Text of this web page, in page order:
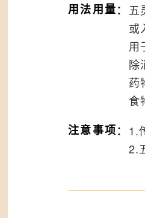
用法用量：
五
或
用
除
药
⻝
注意事项： 1.
2.